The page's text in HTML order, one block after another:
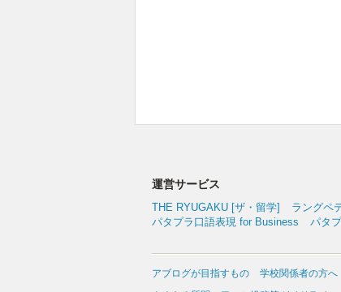
運営サービス
THE RYUGAKU [ザ・留学] ラングペ
パタプラ口語表現 for Business
パタ
アブログが目指すもの 学校関係者の方へ